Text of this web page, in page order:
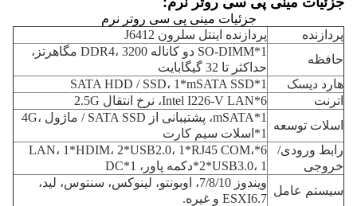
جزئیات مینی پی سی روتر نرم
پردازنده
پردازنده اینتل سلرون J6412
حافظه
1*SO-DIMM دو کاناله DDR4، 3200 مگاهرتز،
حداکثر تا 32 گیگابایت
هارد دیسک
اترنت
6*Intel I226-V LAN، نرخ انتقال 2.5G
اسلات توسعه
1*mSATA، پشتیبانی از SATA SSD / ماژول 4G،
رابط ورودی/
خروجی
6*LAN، 1*HDIM، 2*USB2.0، 1*RJ45 COM،
2*USB3.0، 1*دکمه پاور، 1*DC
سیستم عامل
ویندوز 7/8/10، اوبونتو، لینوکس، سنتوس، لید،
ESXI6.7 و غیره.